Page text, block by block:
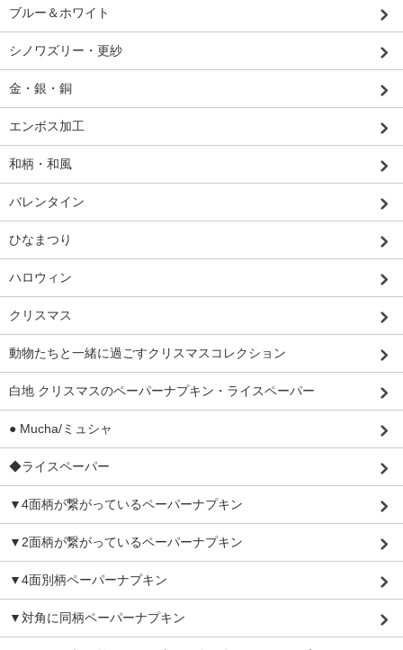
ブルー＆ホワイト
シノワズリー・更紗
金・銀・銅
エンボス加工
和柄・和風
バレンタイン
ひなまつり
ハロウィン
クリスマス
動物たちと一緒に過ごすクリスマスコレクション
白地 クリスマスのペーパーナプキン・ライスペーパー
● Mucha/ミュシャ
◆ライスペーパー
▼4面柄が繋がっているペーパーナプキン
▼2面柄が繋がっているペーパーナプキン
▼4面別柄ペーパーナプキン
▼対角に同柄ペーパーナプキン